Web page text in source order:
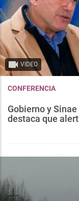
VIDEO
CONFERENCIA
Gobierno y
destaca que